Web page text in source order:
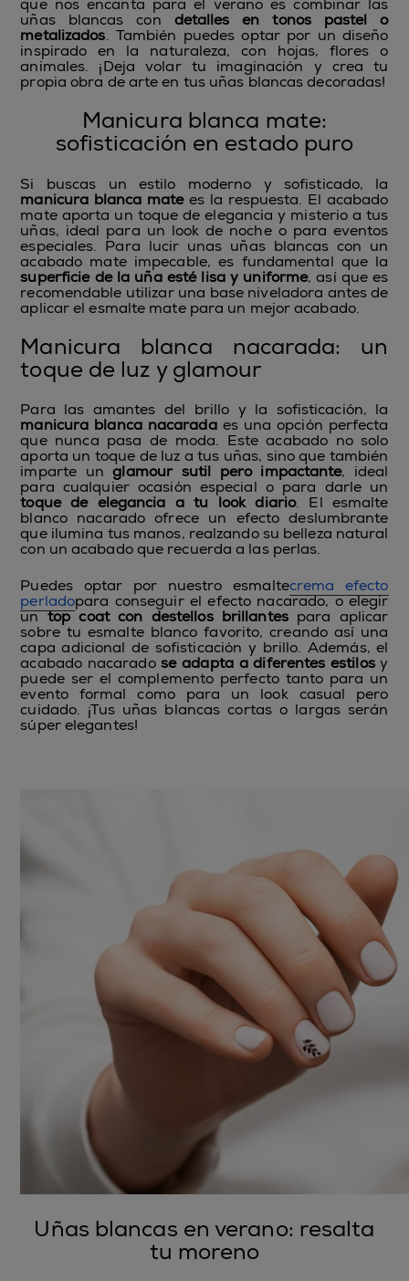
que nos encanta para el verano es combinar las
uñas blancas con detalles en tonos pastel o
metalizados. También puedes optar por un diseño
inspirado en la naturaleza, con hojas, flores o
animales. ¡Deja volar tu imaginación y crea tu
propia obra de arte en tus uñas blancas decoradas!
Manicura blanca mate:
sofisticación en estado puro
Si buscas un estilo moderno y sofisticado, la
manicura blanca matees la respuesta. El acabado
mate aporta un toque de elegancia y misterio a tus
uñas, ideal para un look de noche o para eventos
especiales. Para lucir unas uñas blancas con un
acabado mate impecable, es fundamental que la
superficie de la uña esté lisa y uniforme, así que es
recomendable utilizar una base niveladora antes de
aplicar el esmalte mate para un mejor acabado.
Manicura blanca nacarada: un
toque de luz y glamour
Para las amantes del brillo y la sofisticación, la
manicura blanca nacaradaes una opción perfecta
que nunca pasa de moda. Este acabado no solo
aporta un toque de luz a tus uñas, sino que también
imparte unglamour sutil pero impactante, ideal
para cualquier ocasión especial o para darle un
toque de elegancia a tu look diario. El esmalte
blanco nacarado ofrece un efecto deslumbrante
que ilumina tus manos, realzando su belleza natural
con un acabado que recuerda a las perlas.
Puedes optar por nuestro esmaltecrema efecto
perladopara conseguir el efecto nacarado, o elegir
untop coat con destellos brillantespara aplicar
sobre tu esmalte blanco favorito, creando así una
capa adicional de sofisticación y brillo. Además, el
acabado nacaradose adapta a diferentes estilosy
puede ser el complemento perfecto tanto para un
evento formal como para un look casual pero
cuidado. ¡Tus uñas blancas cortas o largas serán
súper elegantes!
Uñas blancas en verano: resalta
tu moreno